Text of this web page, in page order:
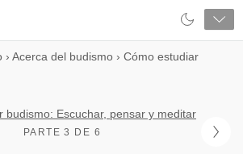
› Acerca del budismo › Cómo estudiar
budismo: Escuchar, pensar y meditar
PARTE 3 DE 6